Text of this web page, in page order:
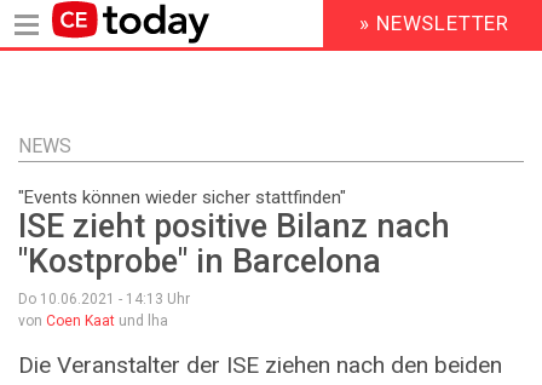
Inhalt
HEADER
MENU
» NEWSLETTER
NEWS
"Events können wieder sicher stattfinden"
ISE zieht positive Bilanz nach
"Kostprobe" in Barcelona
Do 10.06.2021 - 14:13 Uhr
von Coen Kaat und lha
Die Veranstalter der ISE ziehen nach den beiden